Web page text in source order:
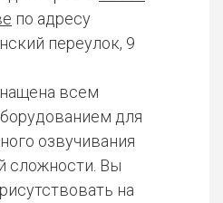
по адресу
переулок, 9
всем
для
озвучивания
сложности. Вы
на